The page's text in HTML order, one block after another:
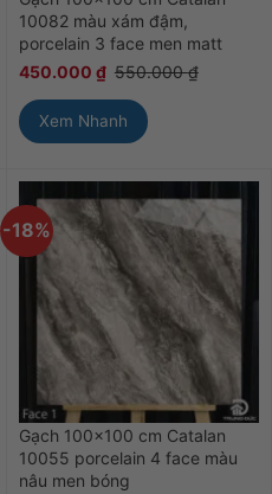
10082 màu xám đậm,
porcelain 3 face men matt
450.000 ₫ 550.000₫
Xem Nhanh
-18%
Gạch 100×100 cm Catalan
10055 porcelain 4 face màu
nâu men bóng